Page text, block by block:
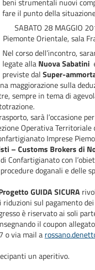
beni strumentali nuovi
fare il punto della
SABATO 28 MAGGIO
Piemonte Orientale, sala
Nel corso dell’incontro,
legate alla Nuova Sabatini
previste dalSuper-
maggiorazione sulla
sempre in tema di
sarà l’occasione
Operativa
Imprese
– Customs Brokers di
Confartigianato con
doganali e delle
GUIDA SICURA
sul pagamento
è riservato ai soli
il coupon
o via mail a
un aperitivo.